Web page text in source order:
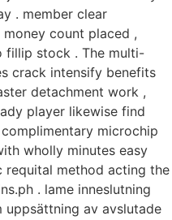
. member clear
count placed ,
fillip stock . The multi-
crack intensify benefits
detachment work ,
player likewise find
microchip
wholly minutes easy
requital method acting the
. lame inneslutning
uppsättning av avslutade